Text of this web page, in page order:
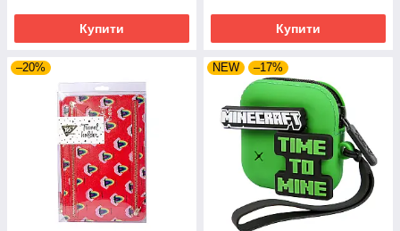
Купити Купити
–20% NEW –17%